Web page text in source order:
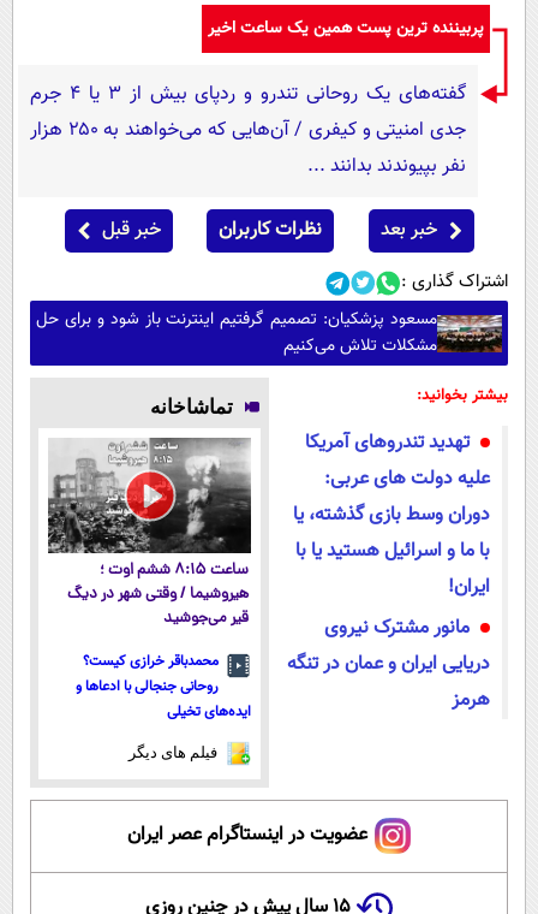
پربیننده ترین پست همین یک ساعت اخیر
گفته‌های یک روحانی تندرو و ردپای بیش از ۳ یا ۴ جرم
جدی امنیتی و کیفری / آن‌هایی که می‌خواهند به ۲۵۰ هزار
نفر بپیوندند بدانند ...
خبر بعد نظرات کاربران خبر قبل
اشتراک گذاری :
مسعود پزشکیان: تصمیم گرفتیم اینترنت باز شود و برای حل
مشکلات تلاش می‌کنیم
بیشتر بخوانید:
تهدید تندروهای آمریکا
علیه دولت های عربی:
دوران وسط بازی گذشته، یا
با ما و اسرائیل هستید یا با
ایران!
مانور مشترک نیروی
دریایی ایران و عمان در تنگه
هرمز
تماشاخانه
ساعت ۸:۱۵ ششم اوت ؛
هیروشیما / وقتی شهر در دیگ
قیر می‌جوشید
محمدباقر خرازی کیست؟
روحانی جنجالی با ادعاها و
ایده‌های تخیلی
فیلم های دیگر
عضویت در اینستاگرام عصر ایران
۱۵ سال پیش در چنین روزی